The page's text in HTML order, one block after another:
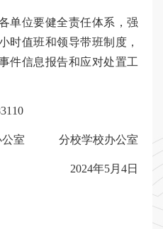
单位要健全责任体系，强
时值班和领导带班制度，
件信息报告和应对处置工
公室 分校学校办公室
2024年5月4日